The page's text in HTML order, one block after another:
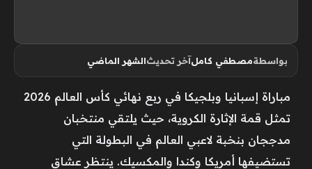
بواسطةمصطفي كاملآخر تحديثالشهر الماضي
مباراة إسبانيا وبلجيكا في ربع نهائي كأس العالم 2026
تمثل قمة الإثارة الكروية، حيث يلتقي منتخبان
مدججان بنخبة لاعبي العالم في البطولة التي
تستضيفها أمريكا وكندا والمكسيك. ينتظر عشاق